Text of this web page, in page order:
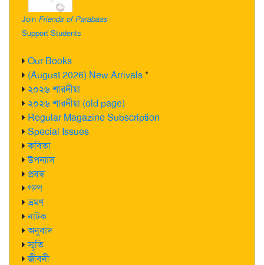
Join Friends of Parabaas
Support Students
Our Books
(August 2026) New Arrivals*
২০২৬ শারদীয়া
২০২৬ শারদীয়া (old page)
Regular Magazine Subscription
Special Issues
কবিতা
উপন্যাস
প্রবন্ধ
গল্প
ভ্রমণ
নাটক
অনুবাদ
স্মৃতি
জীবনী